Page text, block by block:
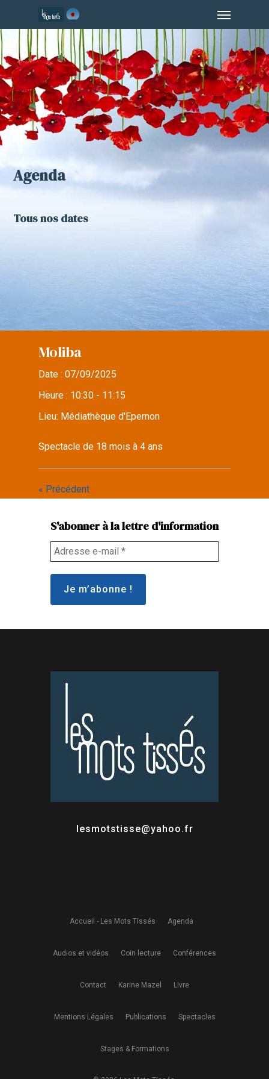
to
main
content
Agenda
Tous nos dates
Moliba
Date :07/09/2025
Heure : 10:30 - 11:15
Lieu: Médiathèque d'Epernon
Spectacle de 18 mois à 4 ans
« Précédent
S'abonner à la lettre d'information
lesmotstisse@yahoo.fr
Accueil - Les Mots Tissés Agenda
Audios et vidéos Coin lecture Conférences
Contact Karine Mazel Livre
Mentions Légales Publications Spectacles
Stages & Formations